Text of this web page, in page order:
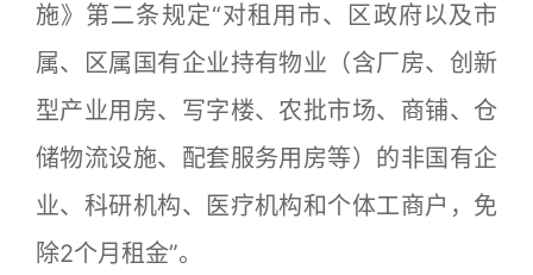
施》第二条规定“对租用市、区政府以及市
属、区属国有企业持有物业（含厂房、创新
型产业用房、写字楼、农批市场、商铺、仓
储物流设施、配套服务用房等）的非国有企
业、科研机构、医疗机构和个体工商户，免
除2个月租金”。